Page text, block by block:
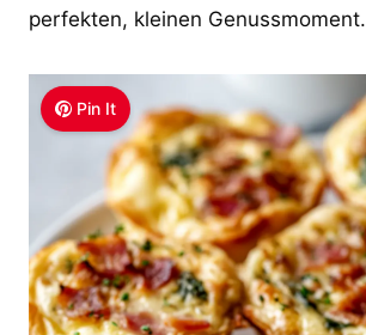
perfekten, kleinen Genussmoment.
Pin It